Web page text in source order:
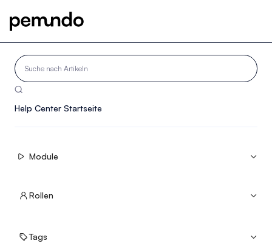

Help Center Startseite
 Module 
 Rollen 
 Tags 